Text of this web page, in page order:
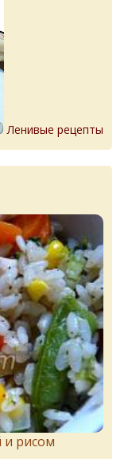
Ленивые рецепты
и рисом